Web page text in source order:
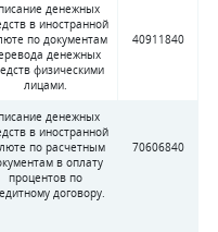
денежных
в иностранной
по документам
денежных
физическими
лицами.
40911840
денежных
в иностранной
по расчетным
в оплату
процентов по
договору.
70606840